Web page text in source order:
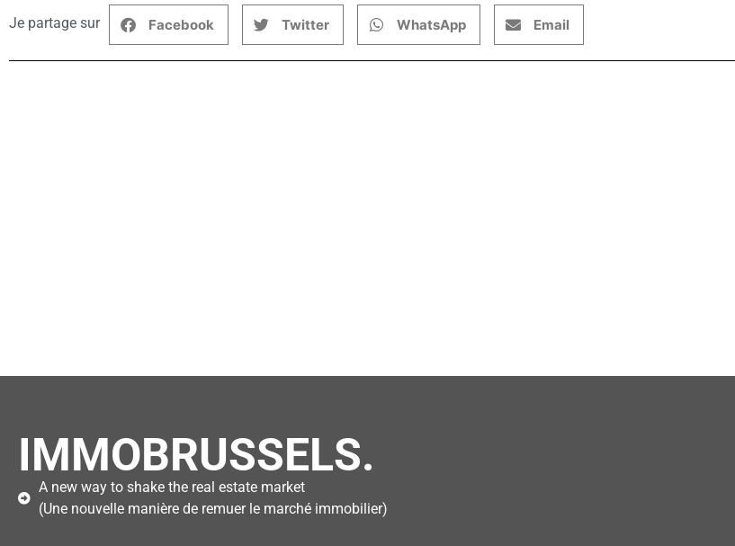
Je partage sur Facebook Twitter WhatsApp Email
IMMOBRUSSELS.
A new way to shake the real estate market
(Une nouvelle manière de remuer le marché immobilier)